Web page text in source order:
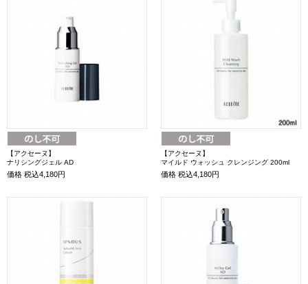
【アクセーヌ】
ナリシングジェル AD
価格 税込4,180円
【アクセーヌ】
マイルド ウォッシュ クレンジング 200ml
価格 税込4,180円